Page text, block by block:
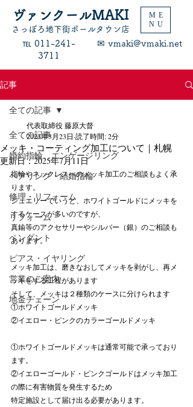
​さっぽろ地下街ポールタウン店
​℡ 011-241-
3711
​✉ vmaki@vmaki.net
ヴァンクールMAKI
ME
NU
記事
全ての記事
婚約指輪 エンゲージリング
ペアリング・結婚指輪
修理・リフォーム
リフォーム
ペンダント
ピアス・イヤリング
営業のご案内
地金チェーン
全ての記事
メッキ・コーティング加工について｜札幌
代表取締役 藤原大督
2023年3月23日 読了時間: 2分
更新日：2025年7月11日
指輪やネックレスへのメッキ加工のご相談もよく承
ります。
ジュエリーでいうと、ホワイトゴールドにメッキを
するケースが多いのですが、
真鍮等のアクセサリーやシルバー（銀）のご相談も
あります。
メッキ加工は、磨きなおしてメッキを剥がし、再メ
ッキをする工程があります
そして、メッキは２種類のケースに分けられます
①ホワイトゴールドメッキ
②イエロー・ピンクのカラーゴールドメッキ
①ホワイトゴールドメッキは通常可能で承っており
ます。
②イエローゴールド・ピンクゴールドはメッキ加工
の際に有害物質を発生するため
特定施設として届け出る必要があります。